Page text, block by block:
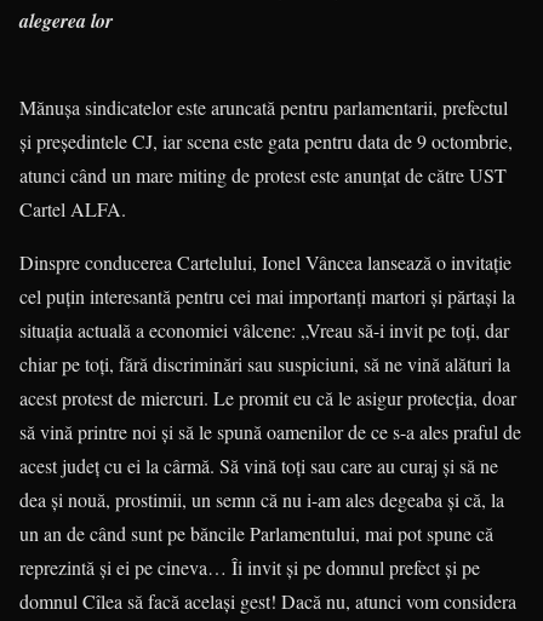
alegerea lor
Mănuşa sindicatelor este aruncată pentru parlamentarii, prefectul
şi preşedintele CJ, iar scena este gata pentru data de 9 octombrie,
atunci când un mare miting de protest este anunţat de către UST
Cartel ALFA.
Dinspre conducerea Cartelului, Ionel Vâncea lansează o invitaţie
cel puţin interesantă pentru cei mai importanţi martori şi părtaşi la
situaţia actuală a economiei vâlcene: „Vreau să-i invit pe toţi, dar
chiar pe toţi, fără discriminări sau suspiciuni, să ne vină alături la
acest protest de miercuri. Le promit eu că le asigur protecţia, doar
să vină printre noi şi să le spună oamenilor de ce s-a ales praful de
acest judeţ cu ei la cârmă. Să vină toţi sau care au curaj şi să ne
dea şi nouă, prostimii, un semn că nu i-am ales degeaba şi că, la
un an de când sunt pe băncile Parlamentului, mai pot spune că
reprezintă şi ei pe cineva… Îi invit şi pe domnul prefect şi pe
domnul Cîlea să facă acelaşi gest! Dacă nu, atunci vom considera